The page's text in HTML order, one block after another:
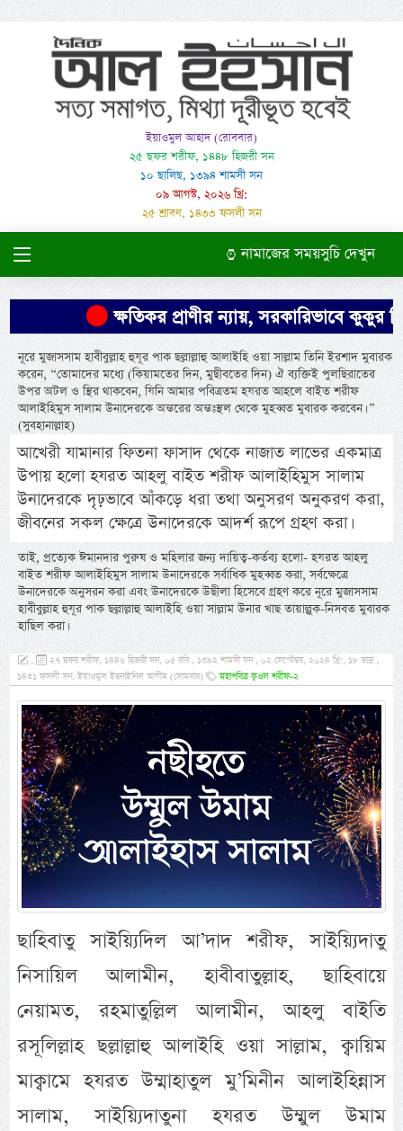
ইয়াওমুল আহাদ (রোববার)
২৫ ছফর শরীফ, ১৪৪৮ হিজরী সন
১০ ছালিছ, ১৩৯৪ শামসী সন
০৯ আগস্ট, ২০২৬ খ্রি:
২৫ শ্রাবণ, ১৪৩৩ ফসলী সন
নামাজের সময়সুচি দেখুন
ক্ষতিকর প্রাণীর ন্যায়, সরকারিভাবে কুকুর
নূরে মুজাসসাম হাবীবুল্লাহ হুযূর পাক ছল্লাল্লাহু আলাইহি ওয়া সাল্লাম তিনি ইরশাদ মুবারক
করেন, “তোমাদের মধ্যে (কিয়ামতের দিন, মুছীবতের দিন) ঐ ব্যক্তিই পুলছিরাতের
উপর অটল ও স্থির থাকবেন, যিনি আমার পবিত্রতম হযরত আহলে বাইত শরীফ
আলাইহিমুস সালাম উনাদেরকে অন্তরের অন্তঃস্থল থেকে মুহব্বত মুবারক করবেন। ”
(সুবহানাল্লাহ)
আখেরী যামানার ফিতনা ফাসাদ থেকে নাজাত লাভের একমাত্র
উপায় হলো হযরত আহলু বাইত শরীফ আলাইহিমুস সালাম
উনাদেরকে দৃঢ়ভাবে আঁকড়ে ধরা তথা অনুসরণ অনুকরণ করা,
জীবনের সকল ক্ষেত্রে উনাদেরকে আদর্শ রূপে গ্রহণ করা।
তাই, প্রত্যেক ঈমানদার পুরুষ ও মহিলার জন্য দায়িত্ব-কর্তব্য হলো- হযরত আহলু
বাইত শরীফ আলাইহিমুস সালাম উনাদেরকে সর্বাধিক মুহব্বত করা, সর্বক্ষেত্রে
উনাদেরকে অনুসরন করা এবং উনাদেরকে উছীলা হিসেবে গ্রহণ করে নূরে মুজাসসাম
হাবীবুল্লাহ হুযূর পাক ছল্লাল্লাহু আলাইহি ওয়া সাল্লাম উনার খাছ তায়াল্লুক-নিসবত মুবারক
হাছিল করা।
,
২৭ ছফর শরীফ, ১৪৪৬ হিজরী সন, ০৫ রবি , ১৩৯২ শামসী সন , ০২ সেপ্টেম্বর, ২০২৪ খ্রি:, ১৮ ভাদ্র ,
১৪৩১ ফসলী সন, ইয়াওমুল ইছনাইনিল আযীম (সোমবার)
মহাপবিত্র ক্বওল শরীফ-২
ছাহিবাতু সাইয়্যিদিল আ’দাদ শরীফ, সাইয়্যিদাতু
নিসায়িল আলামীন, হাবীবাতুল্লাহ, ছাহিবায়ে
নেয়ামত, রহমাতুল্লিল আলামীন, আহলু বাইতি
রসূলিল্লাহ ছল্লাল্লাহু আলাইহি ওয়া সাল্লাম, ক্বায়িম
মাক্বামে হযরত উম্মাহাতুল মু’মিনীন আলাইহিন্নাস
সালাম, সাইয়্যিদাতুনা হযরত উম্মুল উমাম